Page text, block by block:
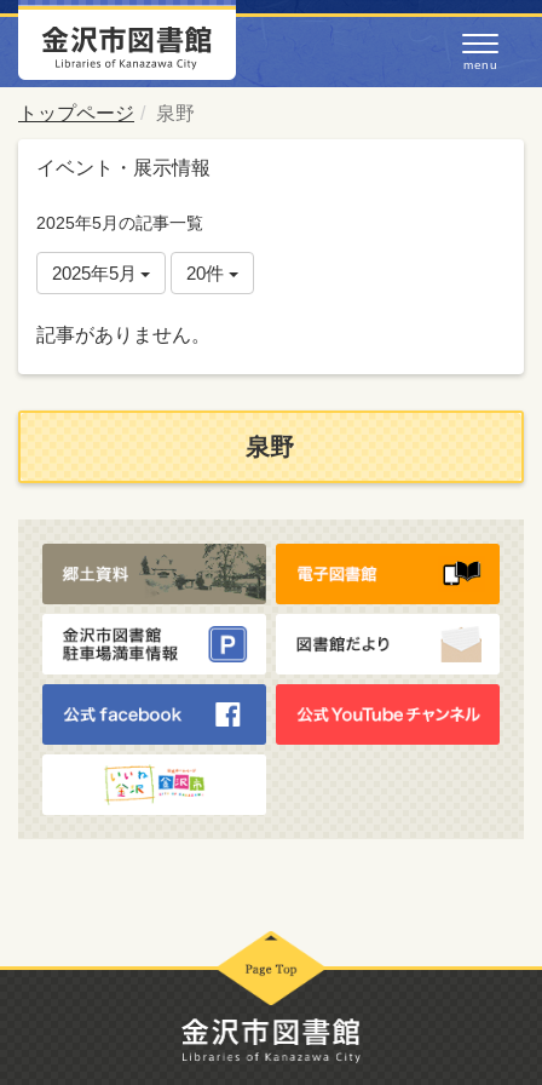
トップページ 泉野
イベント・展示情報
2025年5月の記事一覧
2025年5月 20件
記事がありません。
泉野